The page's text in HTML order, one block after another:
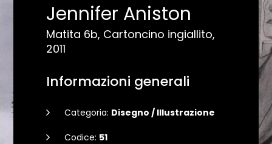
Jennifer Aniston
Matita 6b, Cartoncino ingiallito,
2011
Informazioni generali
Categoria: Disegno / Illustrazione
Codice: 51